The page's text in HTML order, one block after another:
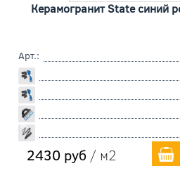
Керамогранит State синий
Арт.:
2430 руб / м2